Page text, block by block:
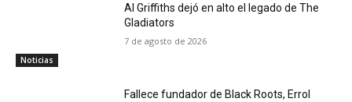
Noticias
Al Griffiths dejó en alto el legado de The
Gladiators
7 de agosto de 2026
Fallece fundador de Black Roots, Errol